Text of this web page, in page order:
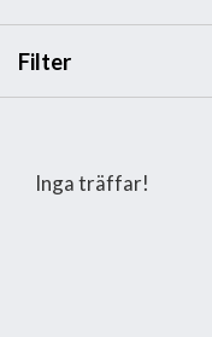
Filter
Inga träffar!